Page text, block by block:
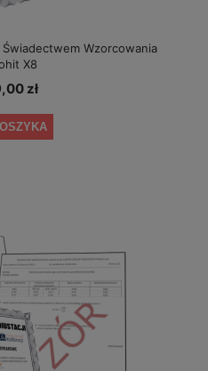
Wzorcowania
X8
zł